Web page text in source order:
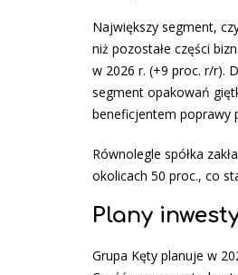
Największy segment,
niż pozostałe części
w 2026 r. (+9 proc. r/r).
segment opakowań
beneficjentem poprawy
Równolegle spółka
okolicach 50 proc., co
Plany
Grupa Kęty planuje w